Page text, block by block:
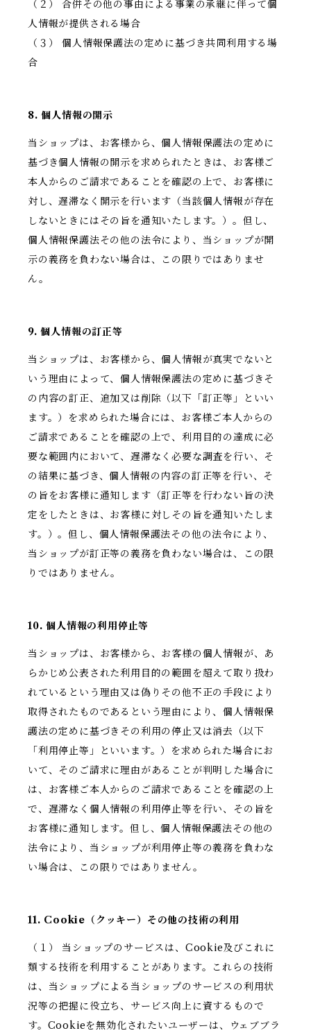
（２） 合併その他の事由による事業の承継に伴って個
人情報が提供される場合
（３） 個人情報保護法の定めに基づき共同利用する場
合
8. 個人情報の開示
当ショップは、お客様から、個人情報保護法の定めに
基づき個人情報の開示を求められたときは、お客様ご
本人からのご請求であることを確認の上で、お客様に
対し、遅滞なく開示を行います（当該個人情報が存在
しないときにはその旨を通知いたします。）。但し、
個人情報保護法その他の法令により、当ショップが開
示の義務を負わない場合は、この限りではありませ
ん。
9. 個人情報の訂正等
当ショップは、お客様から、個人情報が真実でないと
いう理由によって、個人情報保護法の定めに基づきそ
の内容の訂正、追加又は削除（以下「訂正等」といい
ます。）を求められた場合には、お客様ご本人からの
ご請求であることを確認の上で、利用目的の達成に必
要な範囲内において、遅滞なく必要な調査を行い、そ
の結果に基づき、個人情報の内容の訂正等を行い、そ
の旨をお客様に通知します（訂正等を行わない旨の決
定をしたときは、お客様に対しその旨を通知いたしま
す。）。但し、個人情報保護法その他の法令により、
当ショップが訂正等の義務を負わない場合は、この限
りではありません。
10. 個人情報の利用停止等
当ショップは、お客様から、お客様の個人情報が、あ
らかじめ公表された利用目的の範囲を超えて取り扱わ
れているという理由又は偽りその他不正の手段により
取得されたものであるという理由により、個人情報保
護法の定めに基づきその利用の停止又は消去（以下
「利用停止等」といいます。）を求められた場合にお
いて、そのご請求に理由があることが判明した場合に
は、お客様ご本人からのご請求であることを確認の上
で、遅滞なく個人情報の利用停止等を行い、その旨を
お客様に通知します。但し、個人情報保護法その他の
法令により、当ショップが利用停止等の義務を負わな
い場合は、この限りではありません。
11. Cookie（クッキー）その他の技術の利用
（１） 当ショップのサービスは、Cookie及びこれに
類する技術を利用することがあります。これらの技術
は、当ショップによる当ショップのサービスの利用状
況等の把握に役立ち、サービス向上に資するもので
す。Cookieを無効化されたいユーザーは、ウェブブラ